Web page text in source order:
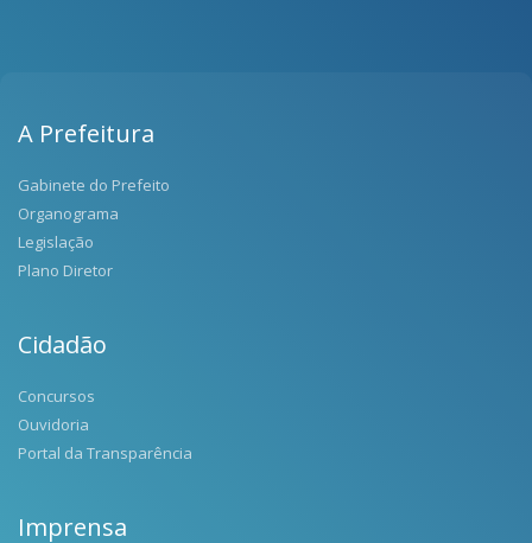
A Prefeitura
Gabinete do Prefeito
Organograma
Legislação
Plano Diretor
Cidadão
Concursos
Ouvidoria
Portal da Transparência
Imprensa